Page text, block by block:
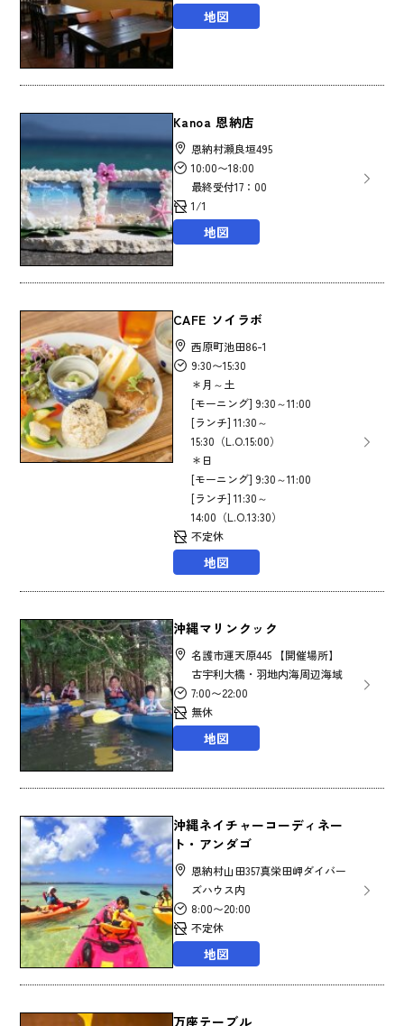
地図
Kanoa 恩納店
恩納村瀬良垣495
10:00〜18:00
最終受付17：00
1/1
地図
CAFE ソイラボ
西原町池田86-1
9:30〜15:30
＊月～土
[モーニング] 9:30～11:00
[ランチ] 11:30～
15:30（L.O.15:00）
＊日
[モーニング] 9:30～11:00
[ランチ] 11:30～
14:00（L.O.13:30）
不定休
地図
沖縄マリンクック
名護市運天原445 【開催場所】
古宇利大橋・羽地内海周辺海域
7:00〜22:00
無休
地図
沖縄ネイチャーコーディネー
ト・アンダゴ
恩納村山田357真栄田岬ダイバー
ズハウス内
8:00〜20:00
不定休
地図
万座テーブル